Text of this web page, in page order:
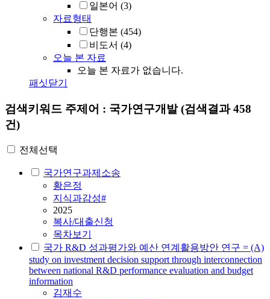
일본어 (3)
자료형태
단행본 (454)
비도서 (4)
오늘 본 자료
오늘 본 자료가 없습니다.
패싯닫기
검색키워드 주제어 : 국가연구개발(검색결과 458
건)
전체선택
국가연구과제소송
황은정
지식과감성#
2025
복사/대출신청
목차보기
국가 R&D 성과평가와 예산 연계활용방안 연구 = (A)
study on investment decision support through interconnection
between national R&D performance evaluation and budget
information
김재수